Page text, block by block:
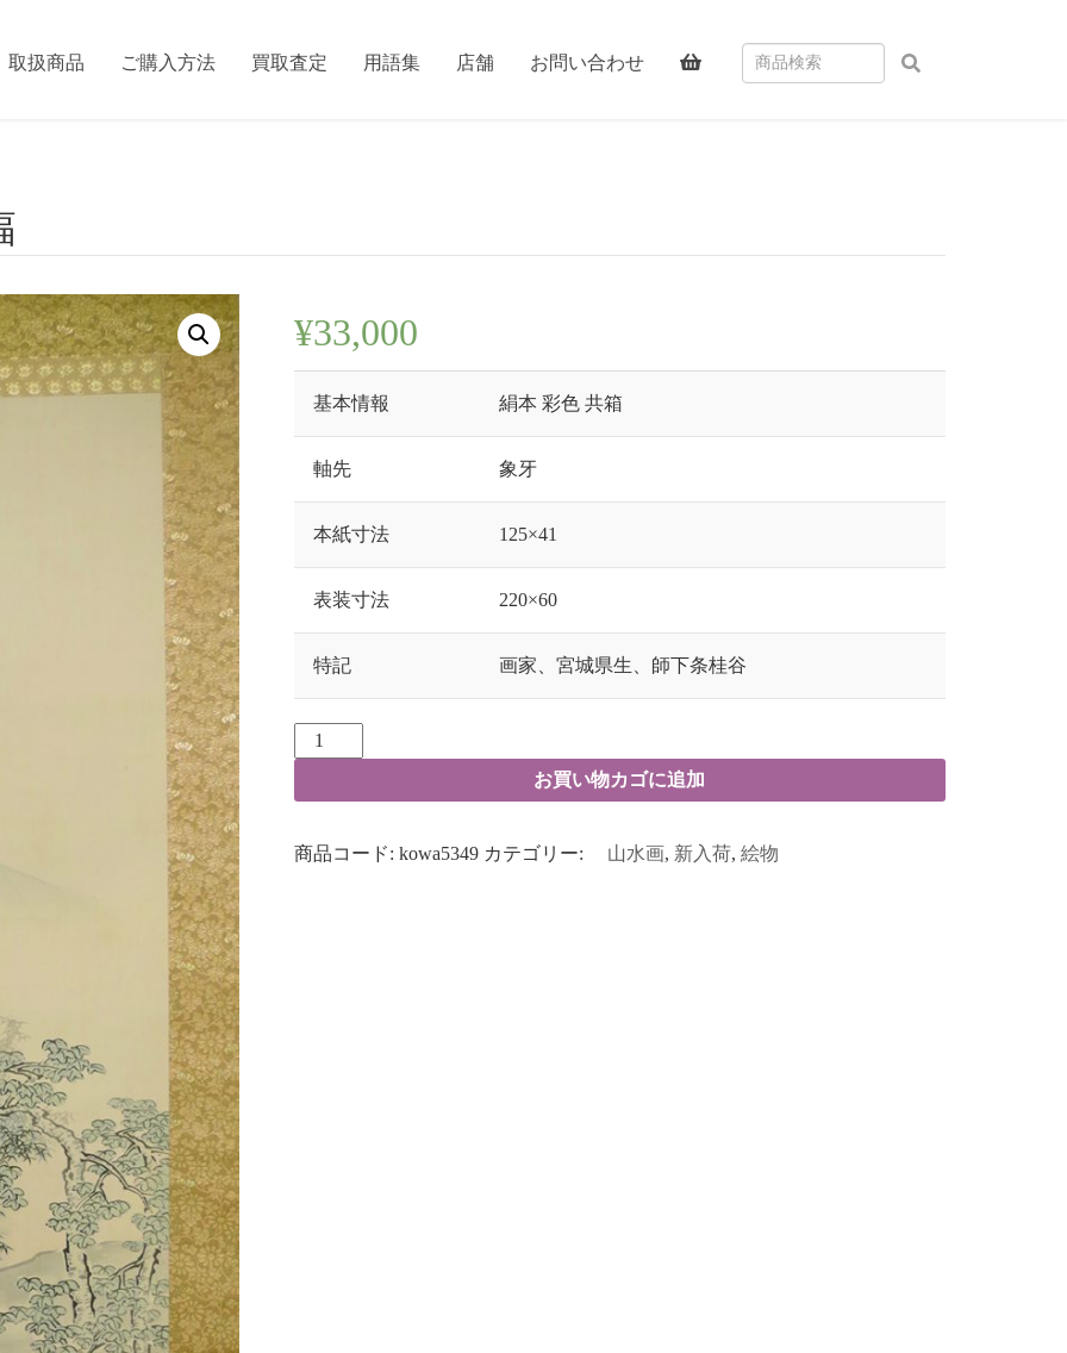
取扱商品 ご購入方法 買取査定 用語集 店舗 お問い合わせ
¥33,000
基本情報 絹本 彩色 共箱
軸先 象牙
本紙寸法 125×41
表装寸法 220×60
特記 画家、宮城県生、師下条桂谷
お買い物カゴに追加
商品コード: kowa5349 カテゴリー: 山水画, 新入荷, 絵物